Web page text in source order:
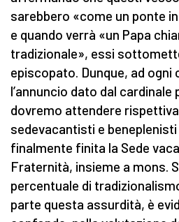
sarebbero «come un ponte
e quando verrà «un Papa
tradizionale», essi
episcopato. Dunque, ad ogni
l’annuncio dato dal
dovremo attendere
sedevacantisti e
finalmente finita la Sede
Fraternità, insieme a mons.
percentuale di
parte questa assurdità, è